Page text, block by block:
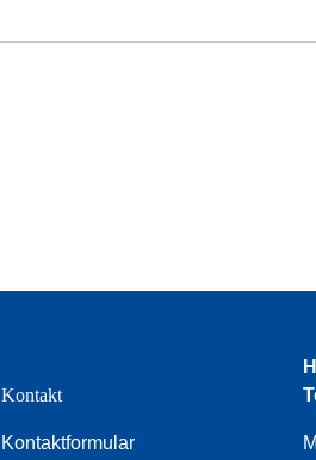
Kontakt
Kontaktformular